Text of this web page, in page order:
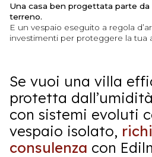
Una casa ben progettata parte da
terreno.
E un vespaio eseguito a regola
investimenti per proteggere la tua
Se vuoi una villa
protetta
con sistemi evoluti
vespaio isolato,
consulenza con